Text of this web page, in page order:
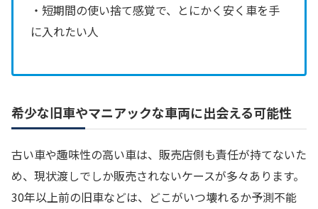
・短期間の使い捨て感覚で、とにかく安く車を手
に入れたい人
希少な旧車やマニアックな車両に出会える可能性
古い車や趣味性の高い車は、販売店側も責任が持てないた
め、現状渡しでしか販売されないケースが多々あります。
30年以上前の旧車などは、どこがいつ壊れるか予測不能